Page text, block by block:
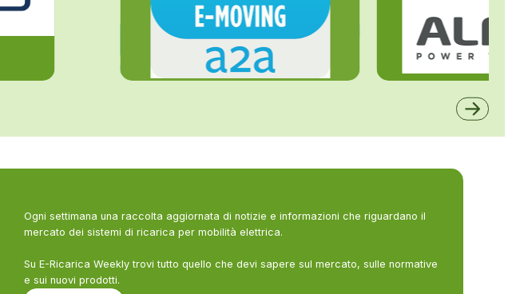
Ogni settimana una raccolta aggiornata di notizie e informazioni che riguardano il
mercato dei sistemi di ricarica per mobilità elettrica.
Su E-Ricarica Weekly trovi tutto quello che devi sapere sul mercato, sulle normative
e sui nuovi prodotti.